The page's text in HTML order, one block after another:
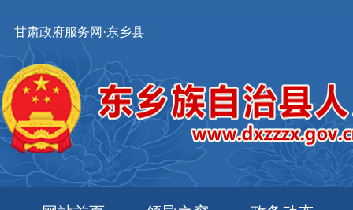
甘肃政府服务网·东乡县